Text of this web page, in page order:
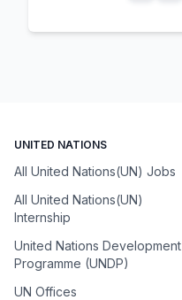
UNITED NATIONS
All United Nations(UN) Jobs
All United Nations(UN)
Internship
United Nations Development
Programme (UNDP)
UN Offices